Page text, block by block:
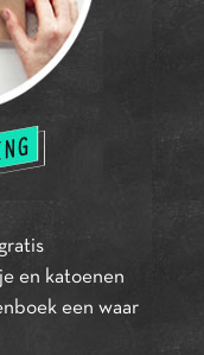
en katoenen
een waar